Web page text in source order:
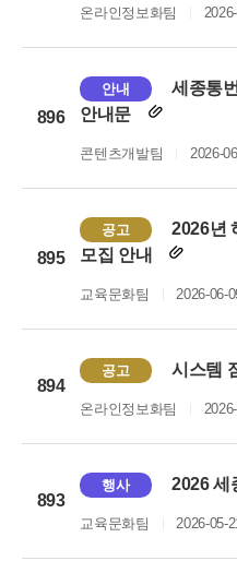
온라인정보화팀
896
안내
세종통
안내문
콘텐츠개발팀 2026-
895
공고
2026년
모집 안내
교육문화팀 2026-06-
894
공고 시스템
온라인정보화팀
893
행사 2026 세
교육문화팀 2026-05-